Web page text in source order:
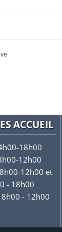
ACCUEIL
18h00
12h00
12h00 et
- 18h00
- 12h00